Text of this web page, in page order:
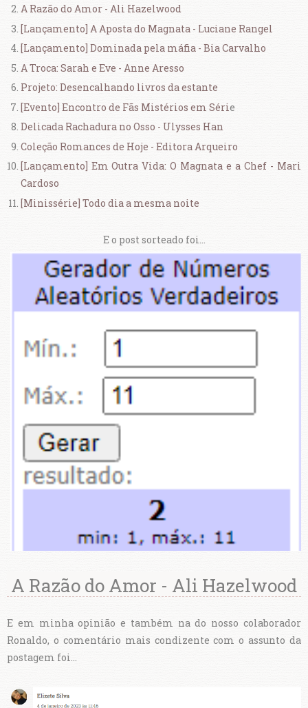
A Razão do Amor - Ali Hazelwood
[Lançamento] A Aposta do Magnata - Luciane Rangel
[Lançamento] Dominada pela máfia - Bia Carvalho
A Troca: Sarah e Eve - Anne Aresso
Projeto: Desencalhando livros da estante
[Evento] Encontro de Fãs Mistérios em Série
Delicada Rachadura no Osso - Ulysses Han
Coleção Romances de Hoje - Editora Arqueiro
[Lançamento] Em Outra Vida: O Magnata e a Chef - Mari
Cardoso
[Minissérie] Todo dia a mesma noite
E o post sorteado foi...
A Razão do Amor - Ali Hazelwood
E em minha opinião e também na do nosso colaborador
Ronaldo, o comentário mais condizente com o assunto da
postagem foi...